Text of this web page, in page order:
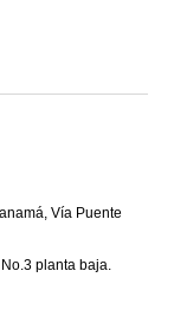
Vía Puente
planta baja.